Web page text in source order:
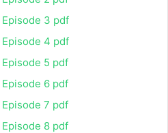
Episode 3 pdf
Episode 4 pdf
Episode 5 pdf
Episode 6 pdf
Episode 7 pdf
Episode 8 pdf